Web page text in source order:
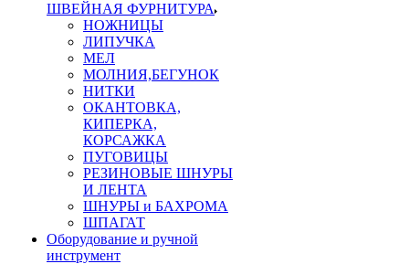
ШВЕЙНАЯ ФУРНИТУРА
НОЖНИЦЫ
ЛИПУЧКА
МЕЛ
МОЛНИЯ,БЕГУНОК
НИТКИ
ОКАНТОВКА,
КИПЕРКА,
КОРСАЖКА
ПУГОВИЦЫ
РЕЗИНОВЫЕ ШНУРЫ
И ЛЕНТА
ШНУРЫ и БАХРОМА
ШПАГАТ
Оборудование и ручной
инструмент